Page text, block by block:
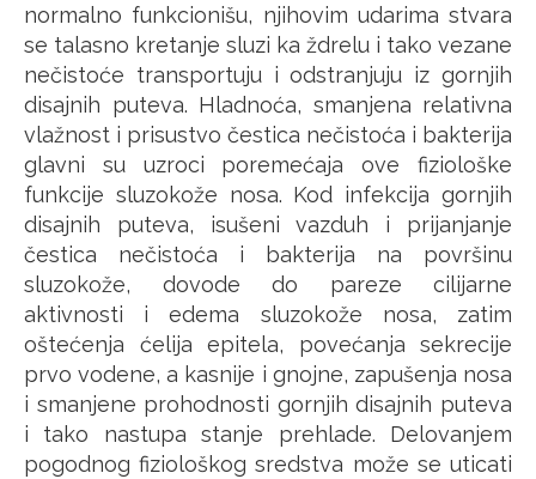
normalno funkcionišu, njihovim udarima stvara
se talasno kretanje sluzi ka ždrelu i tako vezane
nečistoće transportuju i odstranjuju iz gornjih
disajnih puteva. Hladnoća, smanjena relativna
vlažnost i prisustvo čestica nečistoća i bakterija
glavni su uzroci poremećaja ove fiziološke
funkcije sluzokože nosa. Kod infekcija gornjih
disajnih puteva, isušeni vazduh i prijanjanje
čestica nečistoća i bakterija na površinu
sluzokože, dovode do pareze cilijarne
aktivnosti i edema sluzokože nosa, zatim
oštećenja ćelija epitela, povećanja sekrecije
prvo vodene, a kasnije i gnojne, zapušenja nosa
i smanjene prohodnosti gornjih disajnih puteva
i tako nastupa stanje prehlade. Delovanjem
pogodnog fiziološkog sredstva može se uticati